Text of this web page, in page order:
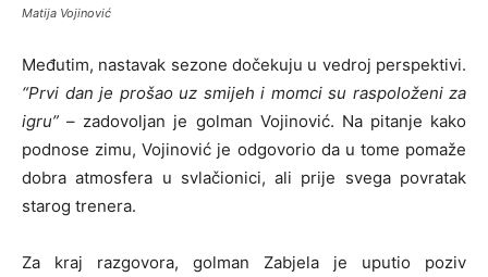
Matija Vojinović
Međutim, nastavak sezone dočekuju u vedroj perspektivi.
“Prvi dan je prošao uz smijeh i momci su raspoloženi za
igru” – zadovoljan je golman Vojinović. Na pitanje kako
podnose zimu, Vojinović je odgovorio da u tome pomaže
dobra atmosfera u svlačionici, ali prije svega povratak
starog trenera.
Za kraj razgovora, golman Zabjela je uputio poziv